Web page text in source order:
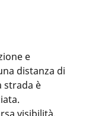
e
distanza di
strada è
visibilità,